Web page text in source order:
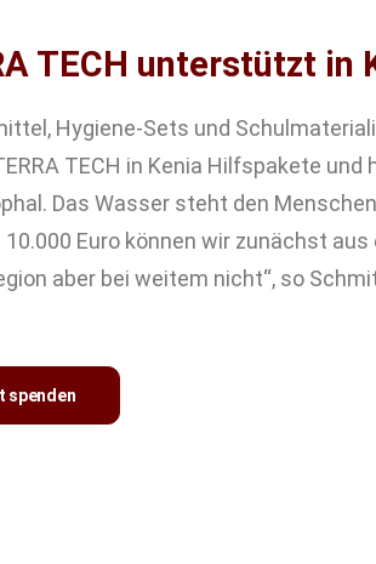
TECH unterstützt in
Hygiene-Sets und
TECH in Kenia Hilfspakete
Das Wasser steht den
Euro können wir zunächst
aber bei weitem nicht“, so
spenden